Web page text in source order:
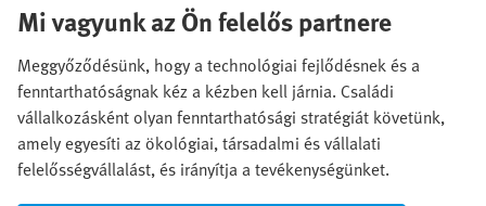
Mi vagyunk az Ön felelős partnere
Meggyőződésünk, hogy a technológiai fejlődésnek és a
fenntarthatóságnak kéz a kézben kell járnia. Családi
vállalkozásként olyan fenntarthatósági stratégiát követünk,
amely egyesíti az ökológiai, társadalmi és vállalati
felelősségvállalást, és irányítja a tevékenységünket.